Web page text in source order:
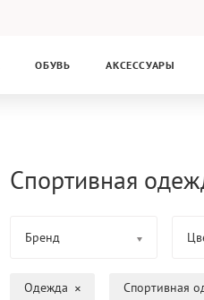
ОБУВЬ АКСЕССУАРЫ
Спортивная
Бренд
Одежда Спортивная